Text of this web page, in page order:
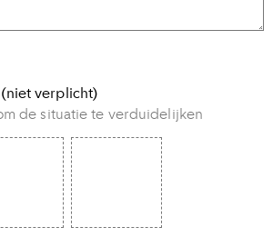
(niet verplicht)
de situatie te verduidelijken